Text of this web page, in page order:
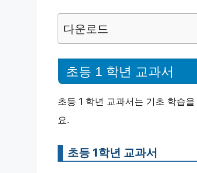
다운로드
초등 1 학년 교과서
초등 1 학년 교과서는 기초 학습
요.
초등 1학년 교과서